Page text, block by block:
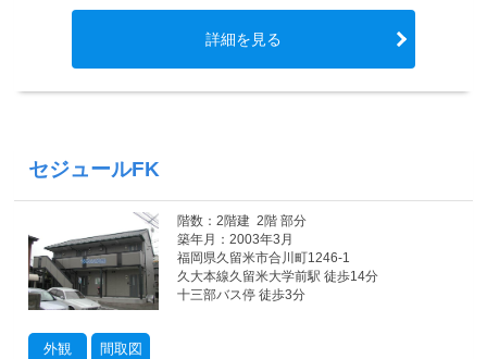
詳細を見る
セジュールFK
外観 間取図
階数：2階建 2階 部分
築年月：2003年3月
福岡県久留米市合川町1246-1
久大本線久留米大学前駅 徒歩14分
十三部バス停 徒歩3分